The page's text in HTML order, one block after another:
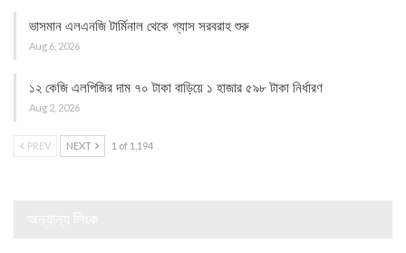
ভাসমান এলএনজি টার্মিনাল থেকে গ্যাস সরবরাহ শুরু
Aug 6, 2026
১২ কেজি এলপিজির দাম ৭০ টাকা বাড়িয়ে ১ হাজার ৫৯৮ টাকা নির্ধারণ
Aug 2, 2026
PREV NEXT 1 of 1,194